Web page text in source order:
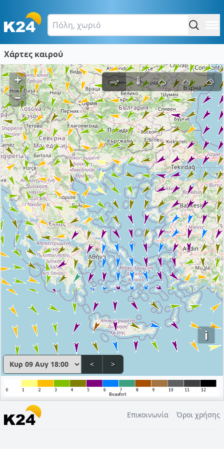
Χάρτες καιρού
i
+
–
< >
Επικοινωνία Όροι χρήσης